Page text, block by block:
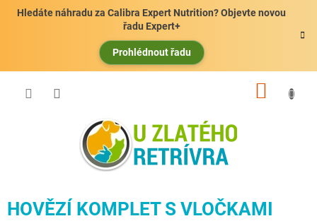
Hledáte náhradu za Calibra Expert Nutrition? Objevte novou
řadu Expert+
Prohlédnout řadu
HOVĚZÍ KOMPLET S VLOČKAMI